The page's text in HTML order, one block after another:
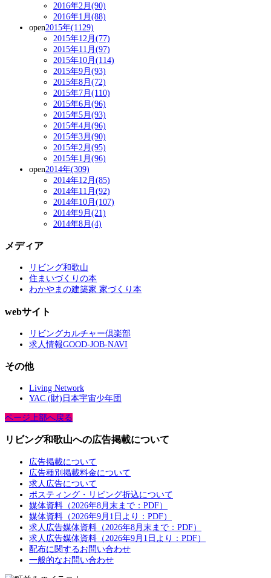
2016年2月(90)
2016年1月(88)
open2015年(1129)
2015年12月(77)
2015年11月(97)
2015年10月(114)
2015年9月(93)
2015年8月(72)
2015年7月(110)
2015年6月(96)
2015年5月(93)
2015年4月(96)
2015年3月(90)
2015年2月(95)
2015年1月(96)
open2014年(309)
2014年12月(85)
2014年11月(92)
2014年10月(107)
2014年9月(21)
2014年8月(4)
メディア
リビング和歌山
住まいづくりの本
わかやまの建築家 家づくり本
webサイト
リビングカルチャー倶楽部
求人情報GOOD-JOB-NAVI
その他
Living Network
YAC (財)日本宇宙少年団
ページ上部へ戻る
リビング和歌山への広告掲載について
広告掲載について
広告種別掲載料金について
求人広告について
ポスティング・リビング折込について
媒体資料（2026年8月末まで：PDF）
媒体資料（2026年9月1日より：PDF）
求人広告媒体資料（2026年8月末まで：PDF）
求人広告媒体資料（2026年9月1日より：PDF）
配布に関するお問い合わせ
一般的なお問い合わせ